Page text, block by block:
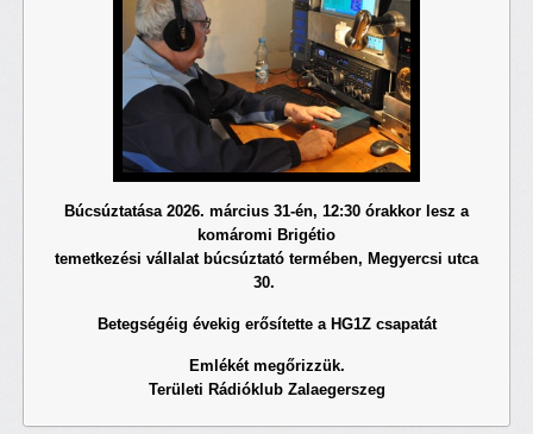
Búcsúztatása 2026. március 31-én, 12:30 órakkor lesz a
komáromi Brigétio
temetkezési vállalat búcsúztató termében, Megyercsi utca
30.
Betegségéig évekig erősítette a HG1Z csapatát
Emlékét megőrizzük.
Területi Rádióklub Zalaegerszeg